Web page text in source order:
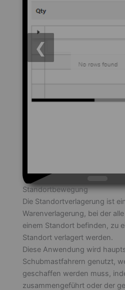
❮
Standortbewegung
Die Standortverlagerung ist
Warenverlagerung, bei der
einem Standort befinden, zu
Standort verlagert werden.
Diese Anwendung wird
Schubmastfahrern genutzt,
geschaffen werden muss,
zusammengeführt oder der